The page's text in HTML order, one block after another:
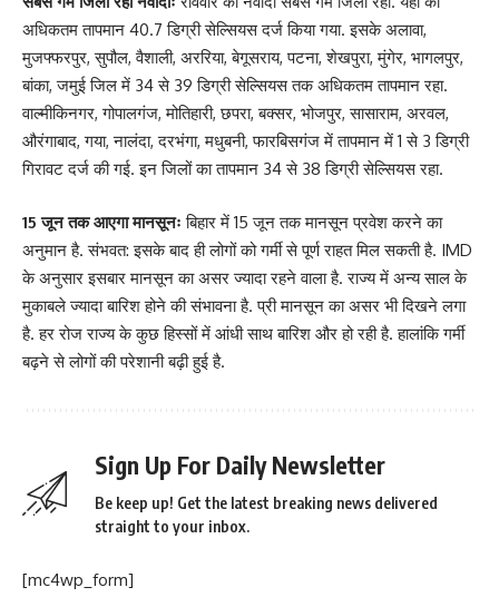
अधिकतम तापमान 40.7 डिग्री सेल्सियस दर्ज किया गया. इसके अलावा,
मुजफ्फरपुर, सुपौल, वैशाली, अररिया, बेगूसराय, पटना, शेखपुरा, मुंगेर, भागलपुर,
बांका, जमुई जिल में 34 से 39 डिग्री सेल्सियस तक अधिकतम तापमान रहा.
वाल्मीकिनगर, गोपालगंज, मोतिहारी, छपरा, बक्सर, भोजपुर, सासाराम, अरवल,
औरंगाबाद, गया, नालंदा, दरभंगा, मधुबनी, फारबिसगंज में तापमान में 1 से 3 डिग्री
गिरावट दर्ज की गई. इन जिलों का तापमान 34 से 38 डिग्री सेल्सियस रहा.
15 जून तक आएगा मानसूनः बिहार में 15 जून तक मानसून प्रवेश करने का
अनुमान है. संभवत: इसके बाद ही लोगों को गर्मी से पूर्ण राहत मिल सकती है. IMD
के अनुसार इसबार मानसून का असर ज्यादा रहने वाला है. राज्य में अन्य साल के
मुकाबले ज्यादा बारिश होने की संभावना है. प्री मानसून का असर भी दिखने लगा
है. हर रोज राज्य के कुछ हिस्सों में आंधी साथ बारिश और हो रही है. हालांकि गर्मी
बढ़ने से लोगों की परेशानी बढ़ी हुई है.
Sign Up For Daily Newsletter
Be keep up! Get the latest breaking news delivered
straight to your inbox.
[mc4wp_form]